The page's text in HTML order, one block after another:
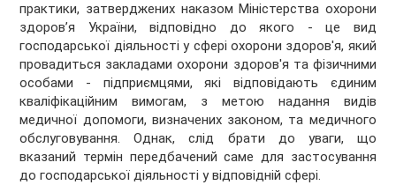
практики, затверджених наказом Міністерства охорони
здоров’я України, відповідно до якого - це вид
господарської діяльності у сфері охорони здоров'я, який
провадиться закладами охорони здоров'я та фізичними
особами - підприємцями, які відповідають єдиним
кваліфікаційним вимогам, з метою надання видів
медичної допомоги, визначених законом, та медичного
обслуговування. Однак, слід брати до уваги, що
вказаний термін передбачений саме для застосування
до господарської діяльності у відповідній сфері.